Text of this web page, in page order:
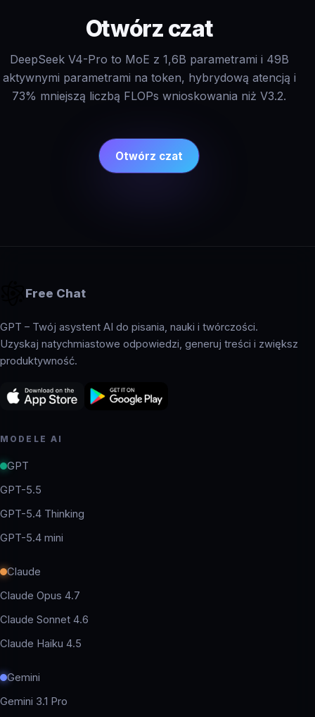
Otwórz czat
DeepSeek V4-Pro to MoE z 1,6B parametrami i 49B
aktywnymi parametrami na token, hybrydową atencją i
73% mniejszą liczbą FLOPs wnioskowania niż V3.2.
Otwórz czat
Free Chat
GPT – Twój asystent AI do pisania, nauki i twórczości.
Uzyskaj natychmiastowe odpowiedzi, generuj treści i zwiększ
produktywność.
MODELE AI
GPT
GPT-5.5
GPT-5.4 Thinking
GPT-5.4 mini
Claude
Claude Opus 4.7
Claude Sonnet 4.6
Claude Haiku 4.5
Gemini
Gemini 3.1 Pro